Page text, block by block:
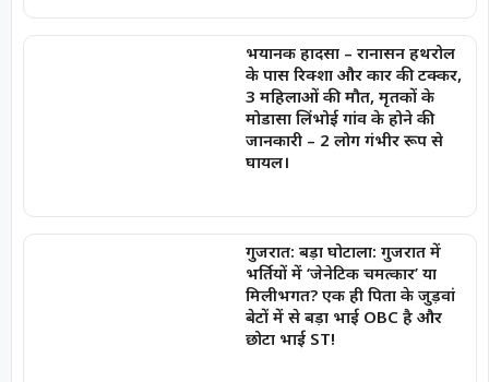
भयानक हादसा – रानासन हथरोल
के पास रिक्शा और कार की टक्कर,
3 महिलाओं की मौत, मृतकों के
मोडासा लिंभोई गांव के होने की
जानकारी – 2 लोग गंभीर रूप से
घायल।
गुजरात: बड़ा घोटाला: गुजरात में
भर्तियों में ‘जेनेटिक चमत्कार’ या
मिलीभगत? एक ही पिता के जुड़वां
बेटों में से बड़ा भाई OBC है और
छोटा भाई ST!